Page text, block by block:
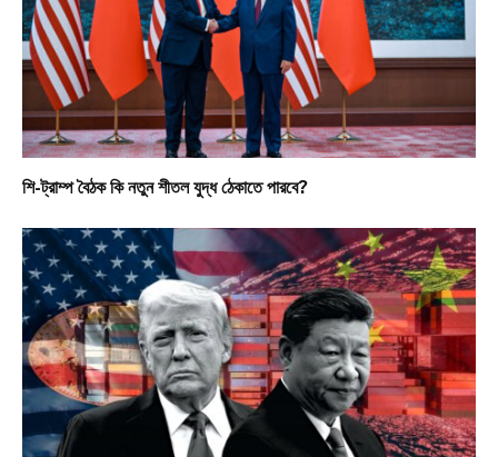
শি-ট্রাম্প বৈঠক কি নতুন শীতল যুদ্ধ ঠেকাতে পারবে?